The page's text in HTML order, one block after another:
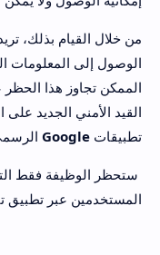
من خلال القيام بذلك،
الوصول إلى المعلومات
الممكن تجاوز هذا
القيد الأمني ​​الجديد على
تطبيقات Google
ستحظر الوظيفة فقط
المستخدمين عبر تطبيق